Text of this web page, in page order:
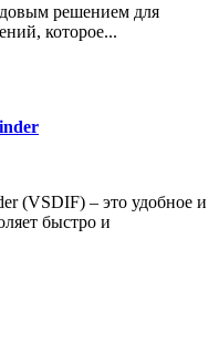
решением для
которое...
(VSDIF) – это удобное и
быстро и